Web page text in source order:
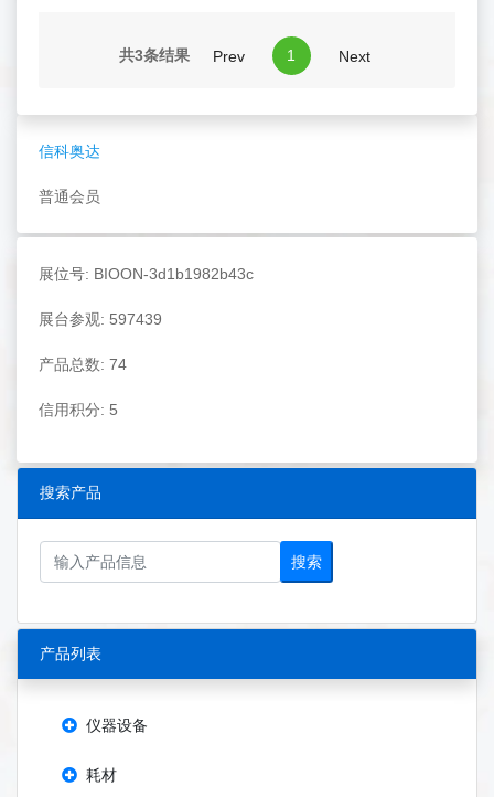
信科奥达
普通会员
展位号: BIOON-3d1b1982b43c
展台参观: 597439
产品总数: 74
信用积分: 5
搜索产品
搜索
产品列表
仪器设备
耗材
共3条结果 Prev 1 Next